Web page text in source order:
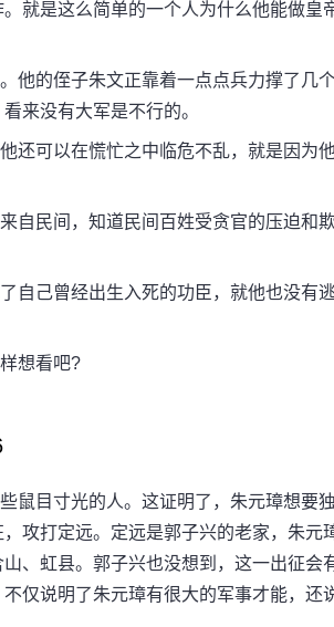
就是这么简单的一个人为什么他能做皇
的侄子朱文正靠着一点点兵力撑了几
来没有大军是不行的。
可以在慌忙之中临危不乱，就是因为
民间，知道民间百姓受贪官的压迫和
己曾经出生入死的功臣，就他也没有
想看吧?
目寸光的人。这证明了，朱元璋想要独
攻打定远。定远是郭子兴的老家，朱元
、虹县。郭子兴也没想到，这一出征会
仅说明了朱元璋有很大的军事才能，还